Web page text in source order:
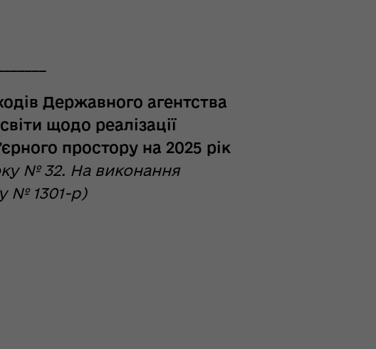
Державного агентства
щодо реалізації
простору на 2025 рік
№ 32. На виконання
№ 1301-р)